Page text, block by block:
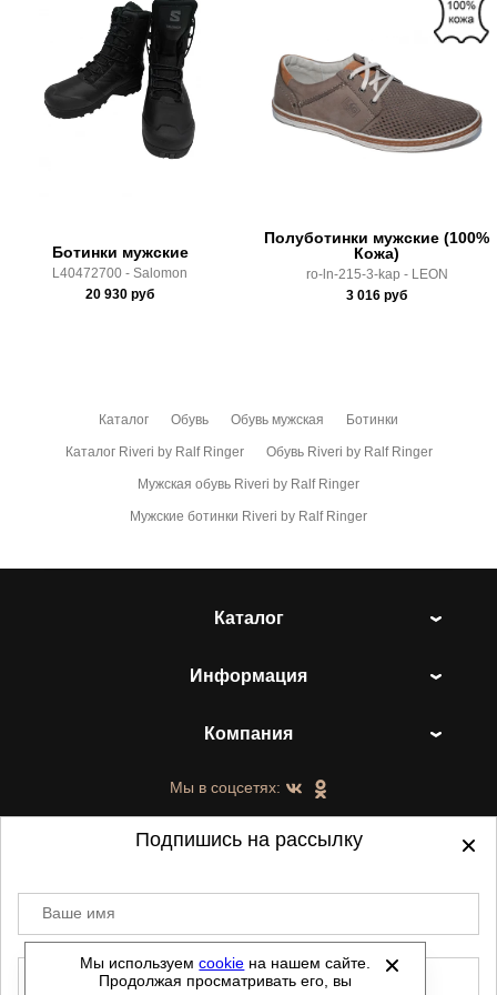
Материал подошвы:
Полиуретан
Высота каблука:
без каблука
Крепление подошвы:
литьевой
Полнота:6 (Стандарт)
5-8 рабочих дней
Самовывоз в Москве.
Доставка по России всеми транспортными ТК, а также с
Почтой Росии и СДЭК.
Здесь вы можете более детально ознакомиться с
Ботинки мужские
L40472700 - Salomon
20 930 руб
Полуботинки мужские (100%
Кожа)
ro-ln-215-3-kap - LEON
3 016 руб
Каталог Обувь Обувь мужская Ботинки
Каталог Riveri by Ralf Ringer Обувь Riveri by Ralf Ringer
Мужская обувь Riveri by Ralf Ringer
Мужские ботинки Riveri by Ralf Ringer
Каталог
Информация
Компания
Мы в соцсетях:
©2021-2026 - ShoesTown.ru - все права
защищены.
Данный сайт не является интернет магазином и
Мы используемcookie на нашем сайте.
Продолжая просматривать его, вы
Подпишись на рассылку
Ваше имя